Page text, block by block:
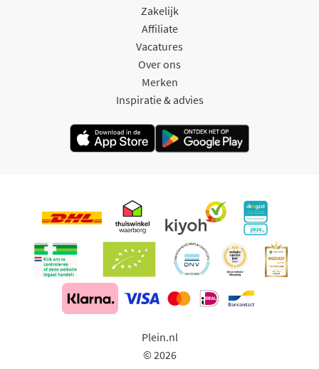
Zakelijk
Affiliate
Vacatures
Over ons
Merken
Inspiratie & advies
Plein.nl
© 2026